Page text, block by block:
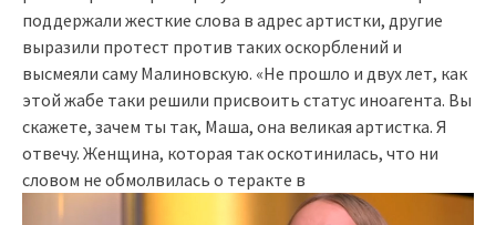
поддержали жесткие слова в адрес артистки, другие
выразили протест против таких оскорблений и
высмеяли саму Малиновскую. «Не прошло и двух лет, как
этой жабе таки решили присвоить статус иноагента. Вы
скажете, зачем ты так, Маша, она великая артистка. Я
отвечу. Женщина, которая так оскотинилась, что ни
словом не обмолвилась о теракте в